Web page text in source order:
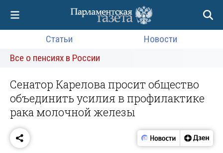
Статьи
Новости
Все о пенсиях в России
Сенатор Карелова просит общество
объединить усилия в профилактике
рака молочной железы